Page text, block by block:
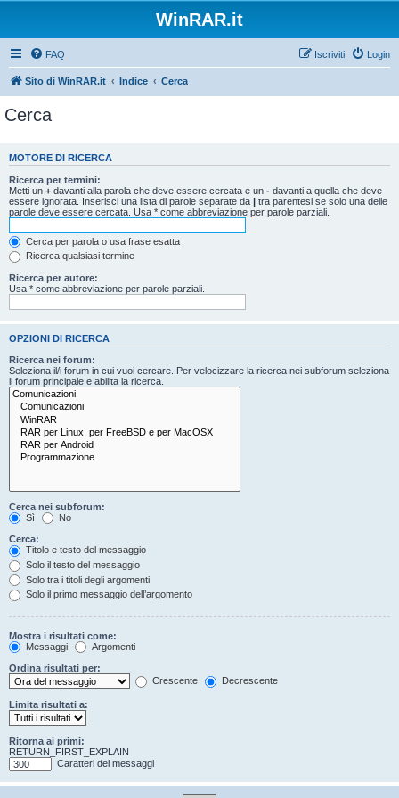
WinRAR.it
FAQ Login
Iscriviti
Sito di WinRAR.it Indice Cerca
Cerca
MOTORE DI RICERCA
Ricerca per termini:
Metti un + davanti alla parola che deve essere cercata e un - davanti a quella che deve
essere ignorata. Inserisci una lista di parole separate da | tra parentesi se solo una delle
parole deve essere cercata. Usa * come abbreviazione per parole parziali.
Cerca per parola o usa frase esatta
Ricerca qualsiasi termine
Ricerca per autore:
Usa * come abbreviazione per parole parziali.
OPZIONI DI RICERCA
Ricerca nei forum:
Seleziona il/i forum in cui vuoi cercare. Per velocizzare la ricerca nei subforum seleziona
il forum principale e abilita la ricerca.
Cerca nei subforum:
Sì
No
Cerca:
Titolo e testo del messaggio
Solo il testo del messaggio
Solo tra i titoli degli argomenti
Solo il primo messaggio dell’argomento
Mostra i risultati come:
Messaggi
Argomenti
Ordina risultati per:
Crescente
Decrescente
Limita risultati a:
Ritorna ai primi:
RETURN_FIRST_EXPLAIN
Caratteri dei messaggi